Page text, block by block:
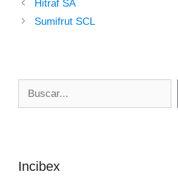
Hitraf SA
Sumifrut SCL
Incibex